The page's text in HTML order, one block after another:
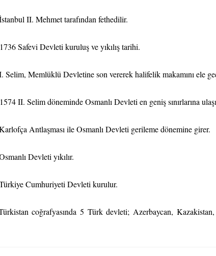
II. Mehmet tarafından fethedilir.
Safevi Devleti kuruluş ve yıkılış tarihi.
Selim, Memlüklü Devletine son vererek halifelik makamını ele
II. Selim döneminde Osmanlı Devleti en geniş sınırlarına
Antlaşması ile Osmanlı Devleti gerileme dönemine girer.
Devleti yıkılır.
Cumhuriyeti Devleti kurulur.
coğrafyasında 5 Türk devleti; Azerbaycan,